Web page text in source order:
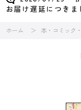
お届け遅延につきま
ホーム 本・コミック